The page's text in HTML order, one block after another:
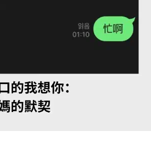
部落格推薦 Blogroll
上次編輯: 2026年06月07日